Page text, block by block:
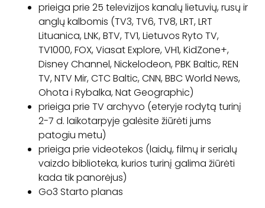
prieiga prie 25 televizijos kanalų lietuvių, rusų ir
anglų kalbomis (TV3, TV6, TV8, LRT, LRT
Lituanica, LNK, BTV, TV1, Lietuvos Ryto TV,
TV1000, FOX, Viasat Explore, VH1, KidZone+,
Disney Channel, Nickelodeon, PBK Baltic, REN
TV, NTV Mir, CTC Baltic, CNN, BBC World News,
Ohota i Rybalka, Nat Geographic)
prieiga prie TV archyvo (eteryje rodytą turinį
2-7 d. laikotarpyje galėsite žiūrėti jums
patogiu metu)
prieiga prie videotekos (laidų, filmų ir serialų
vaizdo biblioteka, kurios turinį galima žiūrėti
kada tik panorėjus)
Go3 Starto planas